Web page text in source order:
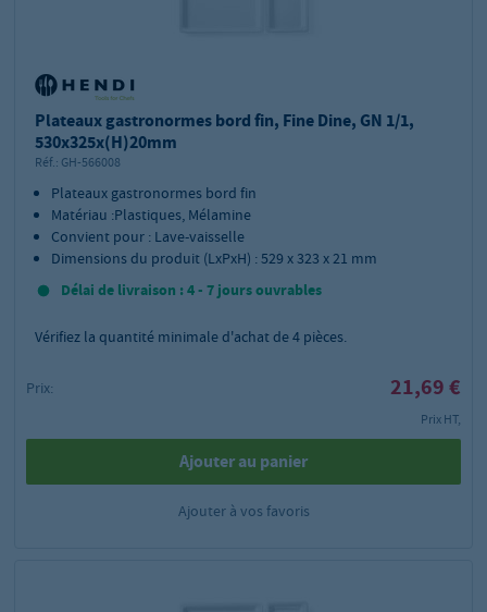
Plateaux gastronormes bord fin, Fine Dine, GN 1/1,
530x325x(H)20mm
Réf.: GH-566008
Plateaux gastronormes bord fin
Matériau :Plastiques, Mélamine
Convient pour : Lave-vaisselle
Dimensions du produit (LxPxH) : 529 x 323 x 21 mm
Délai de livraison : 4 - 7 jours ouvrables
Vérifiez la quantité minimale d'achat de4 pièces.
Prix: 21,69 €
Prix HT,
Ajouter au panier
Ajouter à vos favoris